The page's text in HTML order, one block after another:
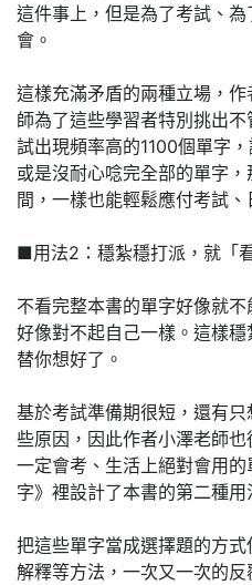
這件事上，但是為了考試、
會。
這樣充滿矛盾的兩種立場，
師為了這些學習者特別挑出
試出現頻率高的1100個單字
或是沒耐心唸完全部的單字
間，一樣也能輕鬆應付考試、
■用法2：穩紮穩打派，就「
不看完整本書的單字好像就
好像對不起自己一樣。這樣
替你想好了。
基於考試準備期很短，還有
些原因，因此作者小澤老師
一定會考、生活上絕對會用
字》裡設計了本書的第二種用
把這些單字當成選擇題的方
解釋等方法，一次又一次的